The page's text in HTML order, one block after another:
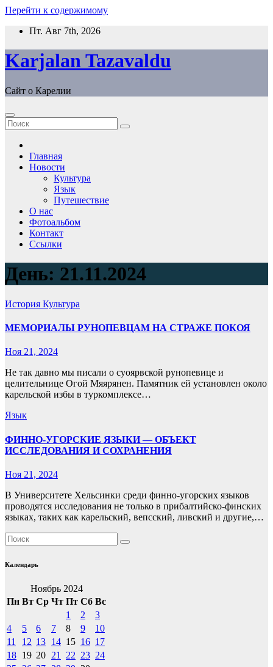
Перейти к содержимому
Пт. Авг 7th, 2026
Karjalan Tazavaldu
Сайт о Карелии
Главная
Новости
Культура
Язык
Путешествие
О нас
Фотоальбом
Контакт
Ссылки
День: 21.11.2024
История Культура
МЕМОРИАЛЫ РУНОПЕВЦАМ НА СТРАЖЕ ПОКОЯ
Ноя 21, 2024
Не так давно мы писали о суоярвской рунопевице и
целительнице Огой Мяярянен. Памятник ей установлен около
карельской избы в туркомплексе…
Язык
ФИННО-УГОРСКИЕ ЯЗЫКИ — ОБЪЕКТ
ИССЛЕДОВАНИЯ И СОХРАНЕНИЯ
Ноя 21, 2024
В Университете Хельсинки среди финно-угорских языков
проводятся исследования не только в прибалтийско-финских
языках, таких как карельский, вепсский, ливский и другие,…
Календарь
Ноябрь 2024
Пн Вт Ср Чт Пт Сб Вс
1
2
3
4
5 6 7 8 9
10
11
12 13 14 15 16 17
18 19 20 21 22 23 24